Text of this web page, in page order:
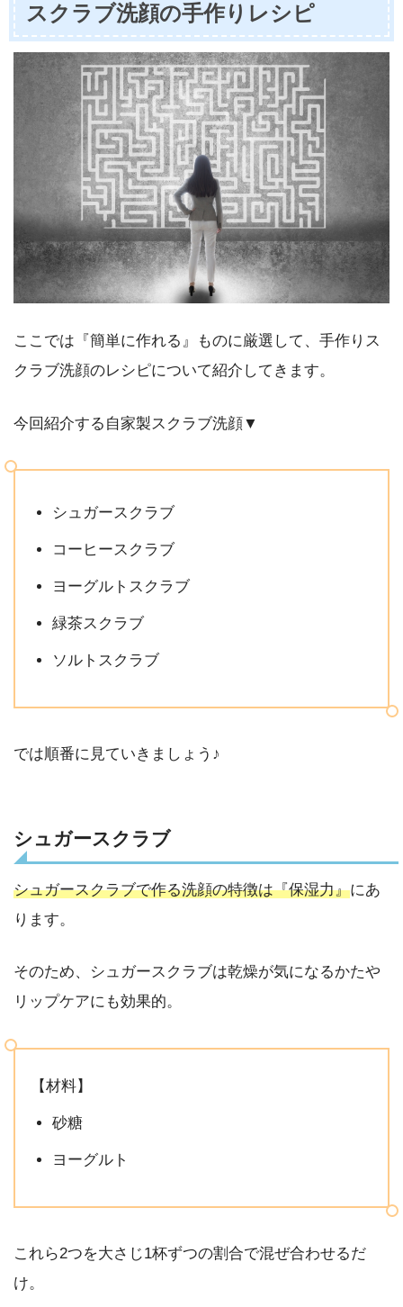
スクラブ洗顔の手作りレシピ
ここでは『簡単に作れる』ものに厳選して、手作りス
クラブ洗顔のレシピについて紹介してきます。
今回紹介する自家製スクラブ洗顔▼
シュガースクラブ
コーヒースクラブ
ヨーグルトスクラブ
緑茶スクラブ
ソルトスクラブ
では順番に見ていきましょう♪
シュガースクラブ
シュガースクラブで作る洗顔の特徴は『保湿力』にあ
ります。
そのため、シュガースクラブは乾燥が気になるかたや
リップケアにも効果的。
【材料】
砂糖
ヨーグルト
これら2つを大さじ1杯ずつの割合で混ぜ合わせるだ
け。